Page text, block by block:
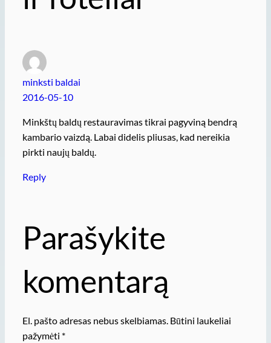
minksti baldai
2016-05-10
Minkštų baldų restauravimas tikrai pagyviną bendrą
kambario vaizdą. Labai didelis pliusas, kad nereikia
pirkti naujų baldų.
Reply
Parašykite
komentarą
El. pašto adresas nebus skelbiamas. Būtini laukeliai
pažymėti *